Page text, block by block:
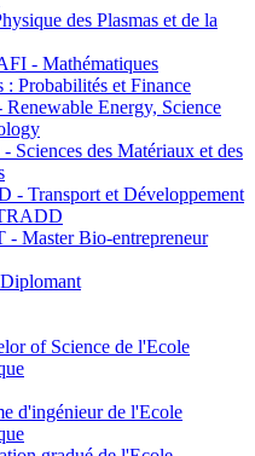
des Plasmas et de la
- Mathématiques
: Probabilités et Finance
Energy, Science
Sciences des Matériaux et des
- Transport et Développement
Master Bio-entrepreneur
of Science de l'Ecole
d'ingénieur de l'Ecole